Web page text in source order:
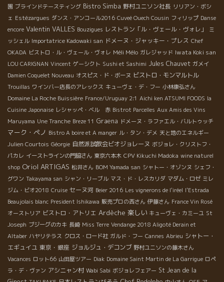
園 ブラインドテースティング Bistro Simba 野村ユニソン社長 リリアン・ボシ
ェ Estézargues ダンス・アンコール2016 Cuveé Ouech Cousin フィリップ Danse
encore Valentin VALLES Bouzigues レストラン「ル・ヴェール・ヴォレ」
ミ
ッシェル Importatrice Kadowaki san ドメーヌ・ジャッキー・プレス Chef
OKADA ビストロ・ル・ヴェール・ヴォレ Méli Mélo ガレジャッド Iwata Koki san
LOU CARIGNAN Vincent ゲーシクト Sushi et Sashimi Jules Chauvet ガメイ
Damien Coquelet Nouveau オスピス・ド・ボーヌ ビストロ・モンマルトル
Trouillas ワインバー店長のアレックス キューヴェ・デ・フー 小林康弘さん
Domaine La Roche Buissière France/Uruguay 2:1 Aichi ken ATSUMI FOODS la
Cuisine Japonaise レシャッペ・ベル 赤 Bistrot Parcelles Aux Amis des Vins
Maruyama Une Tranche Breze 11 Graena ドメーヌ・ラファエル・バルトゥッチ
マーク・ペノ Bistro A boire et A manger ル・タン・デメ 天と地のエネルギー
Julien Courtois Géorgie 自然派試飲会ビオジョレーヌ ボジョレ・クリストフ・
パカレ イーストラインの門脇さん 東京六本木 CPV Kikuchi Madoka wine naturel
shop Oriol ARTIGAS 松井さん BOM Yamada san シャトー・オゾンヌ シェフ・
グワン Takayama san シャン・リーブル マス・ド・レスカリダ マダム・ロゼ ミレ
ジム・ビオ2018 Cruise セーヌ河 Beier 2016 Les vignerons de l'iréel l'Estrada
Beaujolais blanc President Ishikawa 販売プロの西さん 伊藤さん France Vin Rosé
オーストリア ビストロ・アトリエ Ardèche 楽しい キューヴェ・カミーユ St
Joseph ブジーグのカキ 長崎 Miss Terre Vendange 2018 Aligoté Derain et
Altaber ハヤリテラス クロス・ロード社 ガルド・フー Cannes Abrieu シャトー・
エギュイユ 東京・銀座 ジョルジュ・デコンブ 野村ユニソンの藤木さん
Vacances ロット66 山田屋ツアー Diak Domaine Saint Martin de La Garrigue ロペ
ラ・デ・ヴァン アシニャン村 Wabi Sabi ボジョレフェアー St Jean de la